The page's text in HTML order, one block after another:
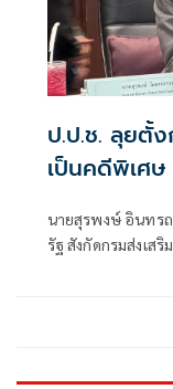
ป.ป.ช. ลุยตั้
เป็นคดีพิเศ
นายสุรพงษ์ อินทร
รัฐ สังกัดกรมส่งเส